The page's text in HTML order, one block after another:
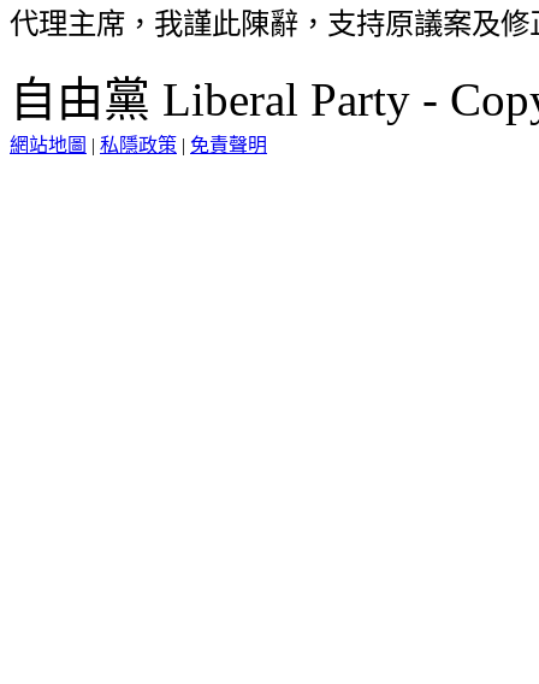
代理主席，我謹此陳辭，支持原議案及修
自由黨 Liberal Party -
網站地圖 | 私隱政策 | 免責聲明